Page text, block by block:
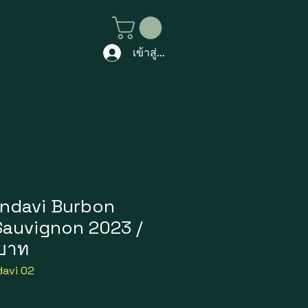
เข้าสู่ระบบ
Burbon
2023 /
าท
02